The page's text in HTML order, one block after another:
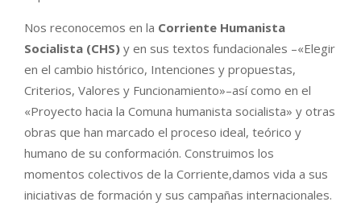
Nos reconocemos en la Corriente Humanista
Socialista (CHS) y en sus textos fundacionales –«Elegir
en el cambio histórico, Intenciones y propuestas,
Criterios, Valores y Funcionamiento»–así como en el
«Proyecto hacia la Comuna humanista socialista» y otras
obras que han marcado el proceso ideal, teórico y
humano de su conformación. Construimos los
momentos colectivos de la Corriente,damos vida a sus
iniciativas de formación y sus campañas internacionales.